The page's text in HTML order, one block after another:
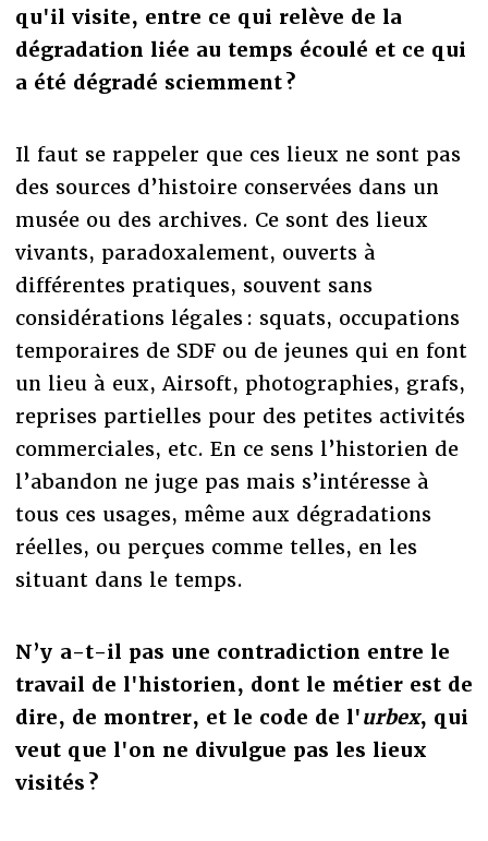
qu'il visite, entre ce qui relève de la
dégradation liée au temps écoulé et ce qui
a été dégradé sciemment ?
Il faut se rappeler que ces lieux ne sont pas
des sources d’histoire conservées dans un
musée ou des archives. Ce sont des lieux
vivants, paradoxalement, ouverts à
différentes pratiques, souvent sans
considérations légales : squats, occupations
temporaires de SDF ou de jeunes qui en font
un lieu à eux, Airsoft, photographies, grafs,
reprises partielles pour des petites activités
commerciales, etc. En ce sens l’historien de
l’abandon ne juge pas mais s’intéresse à
tous ces usages, même aux dégradations
réelles, ou perçues comme telles, en les
situant dans le temps.
N’y a-t-il pas une contradiction entre le
travail de l'historien, dont le métier est de
dire, de montrer, et le code de l'urbex, qui
veut que l'on ne divulgue pas les lieux
visités ?